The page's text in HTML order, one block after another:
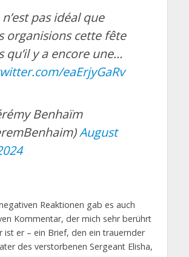
n’est pas idéal que
organisions cette fête
qu’il y a encore une…
eaErjyGaRv
Benhaïm
August
Reaktionen gab es auch
Kommentar, der mich sehr berührt
ist er – ein Brief, den ein trauernder
des verstorbenen Sergeant Elisha,